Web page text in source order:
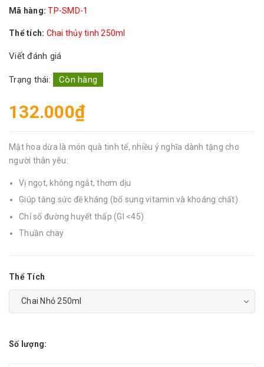
Mã hàng: TP-SMD-1
Thể tích: Chai thủy tinh 250ml
Viết đánh giá
Trạng thái: Còn hàng
132.000₫
Mật hoa dừa là món quà tinh tế, nhiều ý nghĩa dành tặng cho
người thân yêu:
Vị ngọt, không ngắt, thơm dịu
Giúp tăng sức đề kháng (bổ sung vitamin và khoáng chất)
Chỉ số đường huyết thấp (GI <45)
Thuần chay
Thể Tích
Số lượng: